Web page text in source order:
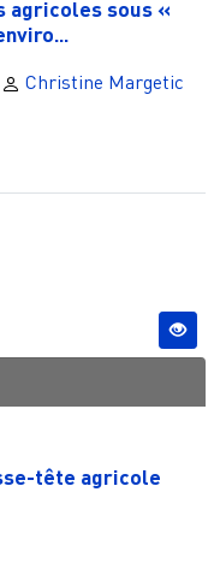
agricoles sous «
Christine Margetic
tête agricole